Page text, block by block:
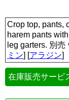
Crop top, pants,
harem pants
leg garters. 別売
ミン] [アラジン]
在庫販売サービ